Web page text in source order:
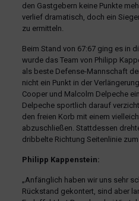
den Gastgebern keine Punkte
verlief dramatisch, doch ein
zu ermitteln.
Beim Stand von 67:67 ging es in
wurde das Team von Philipp
als beste Defense-Mannschaft
nicht ein Punkt in der
Cooper und Malcolm Delpeche
Delpeche sportlich darauf
den freien Korb mit einem
abzuschließen. Stattdessen
dribbelte Richtung Seitenlinie
Philipp Kappenstein:
„Anfänglich haben wir uns sehr
Rückstand gekontert, sind aber